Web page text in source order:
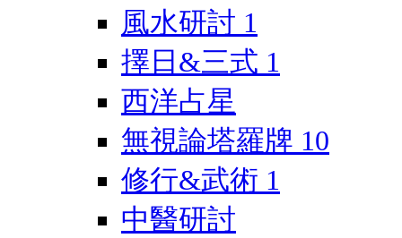
風水研討 1
擇日&三式 1
西洋占星
無視論塔羅牌 10
修行&武術 1
中醫研討